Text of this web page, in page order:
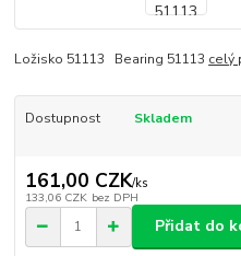
Ložisko 51113 Bearing 51113 celý
Dostupnost Skladem
161,00 CZK/ks
133,06 CZK bez DPH
Přidat do